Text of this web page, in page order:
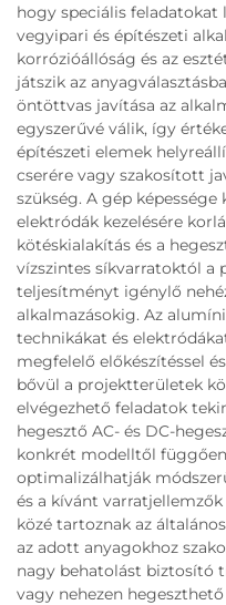
hogy speciális feladatokat
vegyipari és építészeti
korrózióállóság és az
játszik az
öntöttvas javítása az
egyszerűvé válik, így
építészeti elemek
cserére vagy szakosított
szükség. A gép
elektródák kezelésére
kötéskialakítás és a
vízszintes síkvarratoktól a
teljesítményt igénylő
alkalmazásokig. Az
technikákat és
megfelelő előkészítéssel
bővül a projektterületek
elvégezhető feladatok
hegesztő AC- és DC-
konkrét modelltől
optimalizálhatják
és a kívánt
közé tartoznak az
az adott anyagokhoz
nagy behatolást biztosító
vagy nehezen